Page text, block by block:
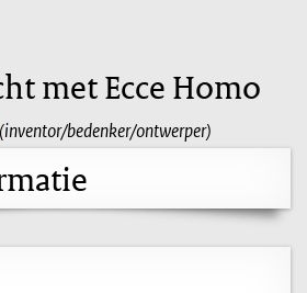
met Ecce Homo
(inventor/bedenker/ontwerper)